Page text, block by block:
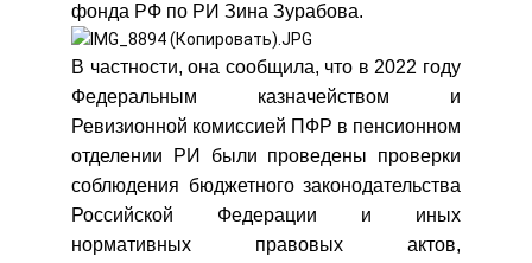
фонда РФ по РИ Зина Зурабова.
В частности, она сообщила, что в 2022 году
Федеральным казначейством и
Ревизионной комиссией ПФР в пенсионном
отделении РИ были проведены проверки
соблюдения бюджетного законодательства
Российской Федерации и иных
нормативных правовых актов,